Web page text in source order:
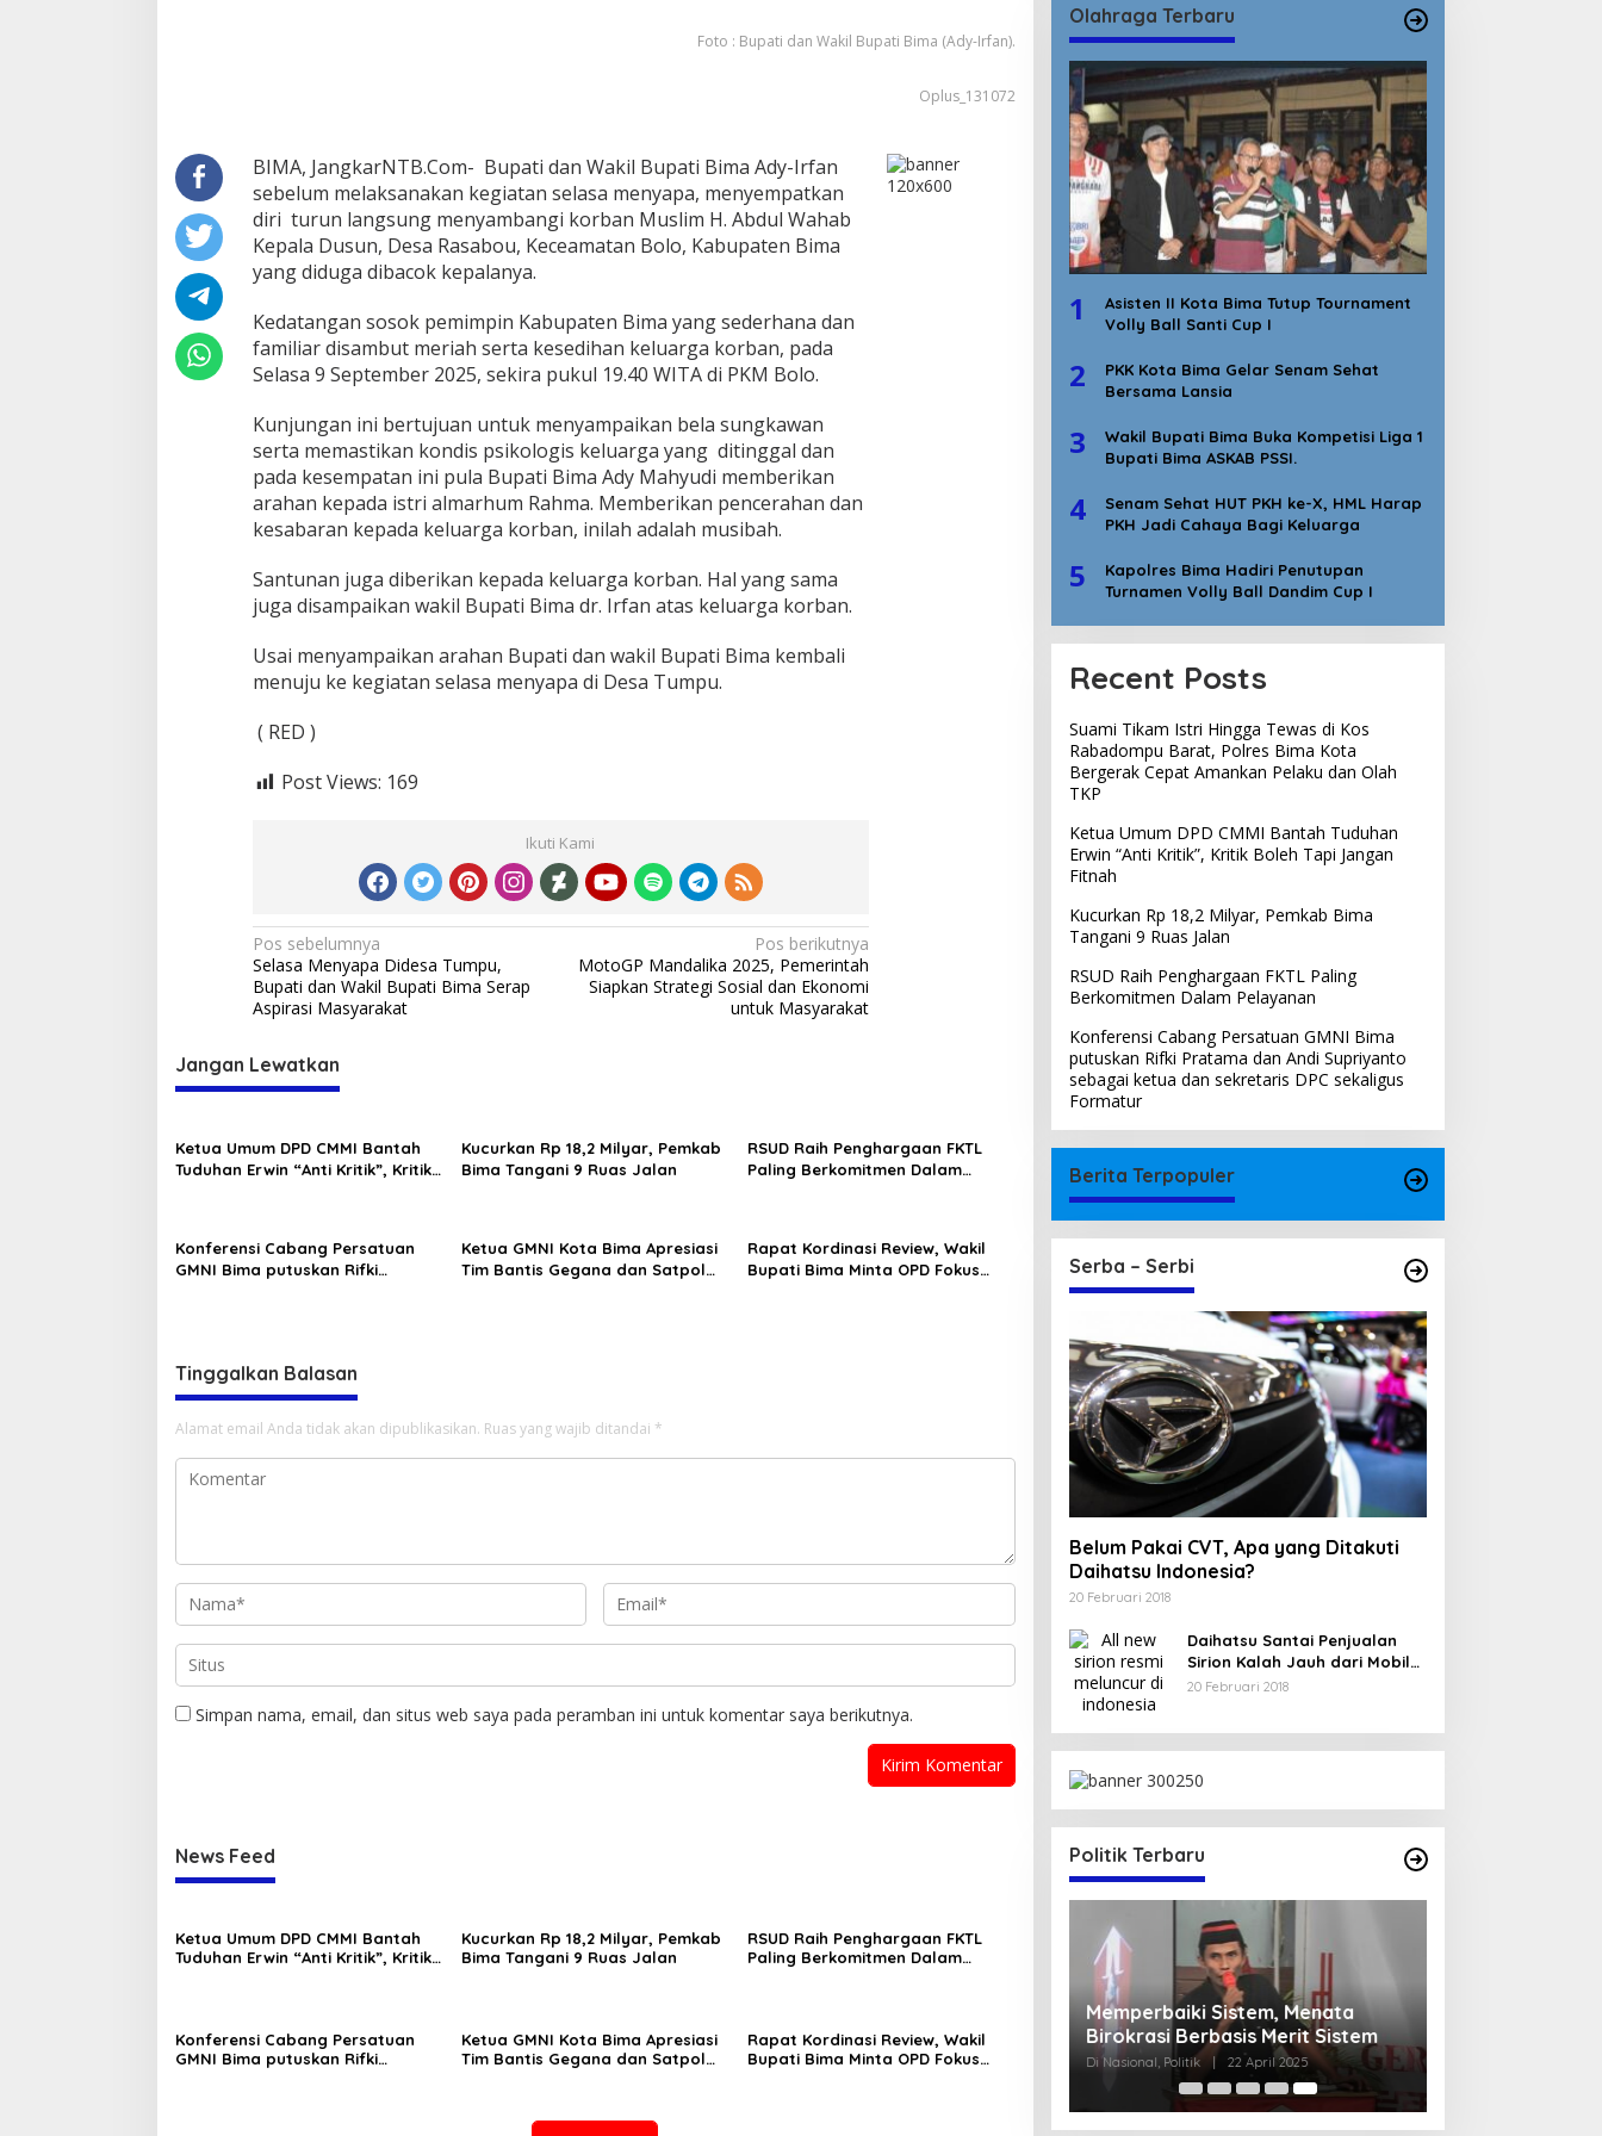
Foto : Bupati dan Wakil Bupati Bima (Ady-Irfan).
Oplus_131072
BIMA, JangkarNTB.Com- Bupati dan Wakil Bupati Bima Ady-Irfan
sebelum melaksanakan kegiatan selasa menyapa, menyempatkan
diri turun langsung menyambangi korban Muslim H. Abdul Wahab
Kepala Dusun, Desa Rasabou, Keceamatan Bolo, Kabupaten Bima
yang diduga dibacok kepalanya.
Kedatangan sosok pemimpin Kabupaten Bima yang sederhana dan
familiar disambut meriah serta kesedihan keluarga korban, pada
Selasa 9 September 2025, sekira pukul 19.40 WITA di PKM Bolo.
Kunjungan ini bertujuan untuk menyampaikan bela sungkawan
serta memastikan kondis psikologis keluarga yang ditinggal dan
pada kesempatan ini pula Bupati Bima Ady Mahyudi memberikan
arahan kepada istri almarhum Rahma. Memberikan pencerahan dan
kesabaran kepada keluarga korban, inilah adalah musibah.
Santunan juga diberikan kepada keluarga korban. Hal yang sama
juga disampaikan wakil Bupati Bima dr. Irfan atas keluarga korban.
Usai menyampaikan arahan Bupati dan wakil Bupati Bima kembali
menuju ke kegiatan selasa menyapa di Desa Tumpu.
( RED )
Post Views: 169
Ikuti Kami
Navigasi
pos
Pos sebelumnya
Selasa Menyapa Didesa Tumpu,
Bupati dan Wakil Bupati Bima Serap
Aspirasi Masyarakat
Pos berikutnya
MotoGP Mandalika 2025, Pemerintah
Siapkan Strategi Sosial dan Ekonomi
untuk Masyarakat
Jangan Lewatkan
Ketua Umum DPD CMMI Bantah
Tuduhan Erwin “Anti Kritik”, Kritik
Kucurkan Rp 18,2 Milyar, Pemkab
Bima Tangani 9 Ruas Jalan
RSUD Raih Penghargaan FKTL
Paling Berkomitmen Dalam
Konferensi Cabang Persatuan
GMNI Bima putuskan Rifki
Ketua GMNI Kota Bima Apresiasi
Tim Bantis Gegana dan Satpol
Rapat Kordinasi Review, Wakil
Bupati Bima Minta OPD Fokus
Tinggalkan Balasan
Alamat email Anda tidak akan dipublikasikan. Ruas yang wajib ditandai *
Simpan nama, email, dan situs web saya pada peramban ini untuk komentar saya berikutnya.
News Feed
Ketua Umum DPD CMMI Bantah
Tuduhan Erwin “Anti Kritik”, Kritik
Kucurkan Rp 18,2 Milyar, Pemkab
Bima Tangani 9 Ruas Jalan
RSUD Raih Penghargaan FKTL
Paling Berkomitmen Dalam
Konferensi Cabang Persatuan
GMNI Bima putuskan Rifki
Ketua GMNI Kota Bima Apresiasi
Tim Bantis Gegana dan Satpol
Rapat Kordinasi Review, Wakil
Bupati Bima Minta OPD Fokus
Olahraga Terbaru
1
Asisten II Kota Bima Tutup Tournament
Volly Ball Santi Cup I
2
PKK Kota Bima Gelar Senam Sehat
Bersama Lansia
3
Wakil Bupati Bima Buka Kompetisi Liga 1
Bupati Bima ASKAB PSSI.
4
Senam Sehat HUT PKH ke-X, HML Harap
PKH Jadi Cahaya Bagi Keluarga
5
Kapolres Bima Hadiri Penutupan
Turnamen Volly Ball Dandim Cup I
Recent Posts
Suami Tikam Istri Hingga Tewas di Kos
Rabadompu Barat, Polres Bima Kota
Bergerak Cepat Amankan Pelaku dan Olah
TKP
Ketua Umum DPD CMMI Bantah Tuduhan
Erwin “Anti Kritik”, Kritik Boleh Tapi Jangan
Fitnah
Kucurkan Rp 18,2 Milyar, Pemkab Bima
Tangani 9 Ruas Jalan
RSUD Raih Penghargaan FKTL Paling
Berkomitmen Dalam Pelayanan
Konferensi Cabang Persatuan GMNI Bima
putuskan Rifki Pratama dan Andi Supriyanto
sebagai ketua dan sekretaris DPC sekaligus
Formatur
Berita Terpopuler
Serba – Serbi
Belum Pakai CVT, Apa yang Ditakuti
Daihatsu Indonesia?
20 Februari 2018
Daihatsu Santai Penjualan
Sirion Kalah Jauh dari Mobil
LCGC
20 Februari 2018
Politik Terbaru
Masa Bakti 2025-2030 Resmi
Dikukuhkan
Di Nasional, Politik | 5 Mei 2025
Dinner Festival Rimpu Mantika
Di Nasional, Politik | 26 April 2025
Memperbaiki Sistem, Menata
Birokrasi Berbasis Merit Sistem
Di Nasional, Politik | 22 April 2025